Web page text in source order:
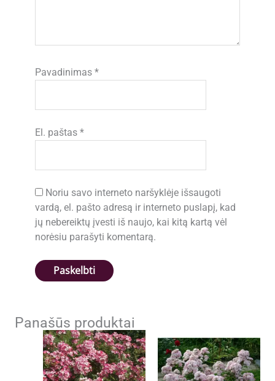
Pavadinimas*
El. paštas*
Noriu savo interneto naršyklėje išsaugoti
vardą, el. pašto adresą ir interneto puslapį, kad
jų nebereiktų įvesti iš naujo, kai kitą kartą vėl
norėsiu parašyti komentarą.
Panašūs produktai